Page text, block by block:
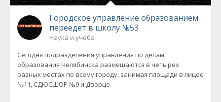
Городское управление образованием
переедет в школу №53
Наука и учеба
Сегодня подразделения управления по делам
образования Челябинска размещаются в четырех
разных местах по всему городу, занимая площади в лицее
№11, СДЮСШОР №9 и Дворце